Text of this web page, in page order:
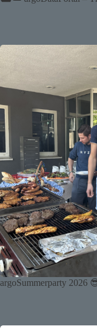
argoSummerparty 2026